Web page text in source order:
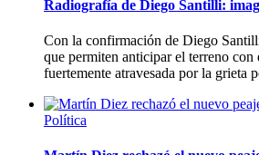
Radiografía de Diego Santilli:
Con la confirmación de Diego
que permiten anticipar el terreno
fuertemente atravesada por la grieta
Política